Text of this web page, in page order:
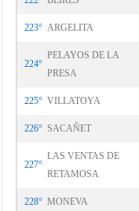
223° ARGELITA
224°
PELAYOS DE LA
PRESA
225° VILLATOYA
226° SACAÑET
227°
LAS VENTAS DE
RETAMOSA
228° MONEVA